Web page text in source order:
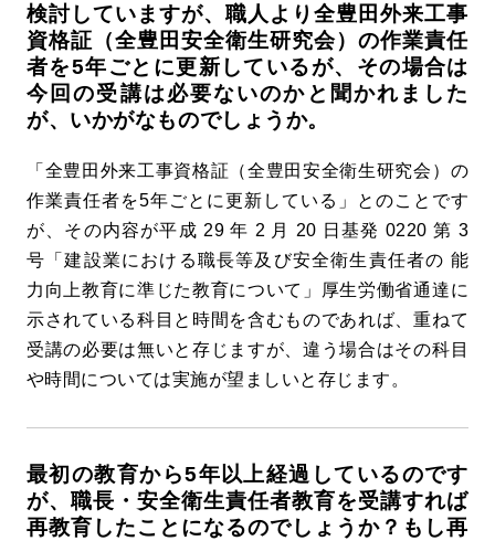
検討していますが、職人より全豊田外来工事
資格証（全豊田安全衛生研究会）の作業責任
者を5年ごとに更新しているが、その場合は
今回の受講は必要ないのかと聞かれました
が、いかがなものでしょうか。
「全豊田外来工事資格証（全豊田安全衛生研究会）の
作業責任者を5年ごとに更新している」とのことです
が、その内容が平成 29 年 2 月 20 日基発 0220 第 3
号「建設業における職長等及び安全衛生責任者の 能
力向上教育に準じた教育について」厚生労働省通達に
示されている科目と時間を含むものであれば、重ねて
受講の必要は無いと存じますが、違う場合はその科目
や時間については実施が望ましいと存じます。
最初の教育から5年以上経過しているのです
が、職長・安全衛生責任者教育を受講すれば
再教育したことになるのでしょうか？もし再